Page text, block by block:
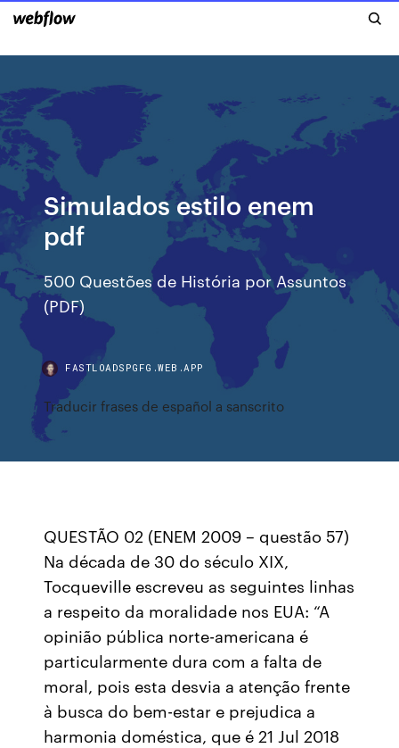
Simulados estilo enem
pdf
500 Questões de História por Assuntos
(PDF)
FASTLOADSPGFG.WEB.APP
Traducir frases de español a sanscrito
QUESTÃO 02 (ENEM 2009 – questão 57)
Na década de 30 do século XIX,
Tocqueville escreveu as seguintes linhas
a respeito da moralidade nos EUA: “A
opinião pública norte-americana é
particularmente dura com a falta de
moral, pois esta desvia a atenção frente
à busca do bem-estar e prejudica a
harmonia doméstica, que é 21 Jul 2018